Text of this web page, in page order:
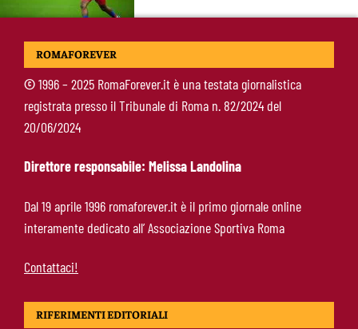
Pellegrini, Gasperini frena il rientro: “Ci vorrà
Gasperini boccia la Roma: “Partita pessima”.
E lancia un altro messaggio sul mercato
ROMAFOREVER
©1996 – 2025 RomaForever.it è una testata giornalistica
registrata presso il Tribunale di Roma n. 82/2024 del
20/06/2024
Direttore responsabile: Melissa Landolina
Dal 19 aprile 1996 romaforever.it è il primo giornale online
interamente dedicato all’ Associazione Sportiva Roma
Contattaci!
RIFERIMENTI EDITORIALI